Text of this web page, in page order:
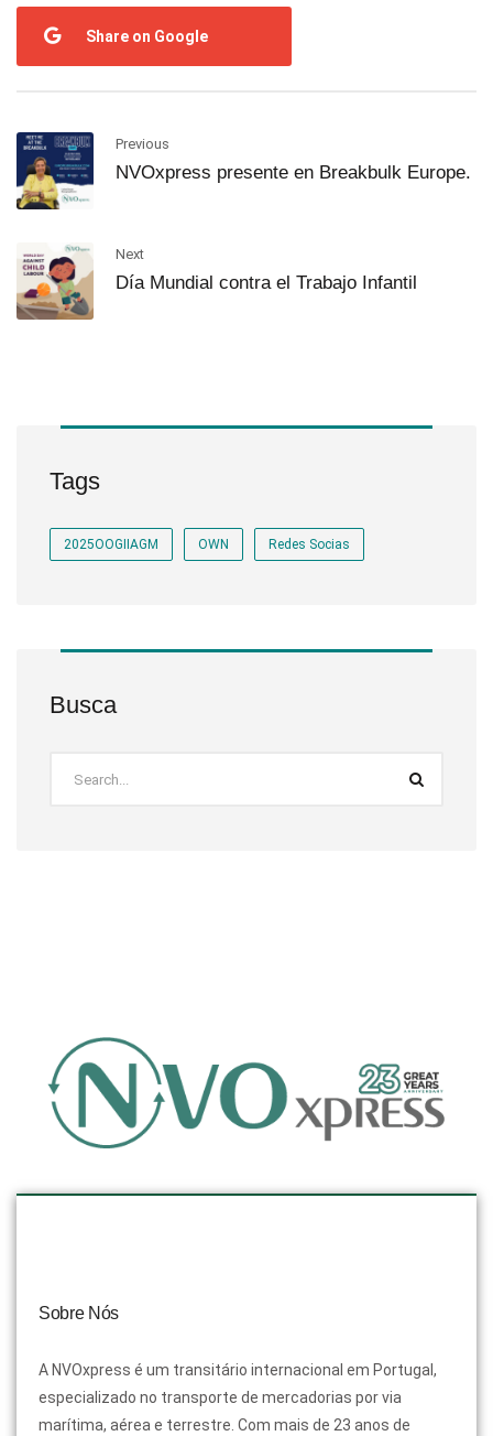
Share on Google
Previous
NVOxpress presente en Breakbulk Europe.
Next
Día Mundial contra el Trabajo Infantil
Tags
2025OOGIIAGM OWN Redes Socias
Busca
Sobre Nós
A NVOxpress é um transitário internacional em Portugal,
especializado no transporte de mercadorias por via
marítima, aérea e terrestre. Com mais de 23 anos de